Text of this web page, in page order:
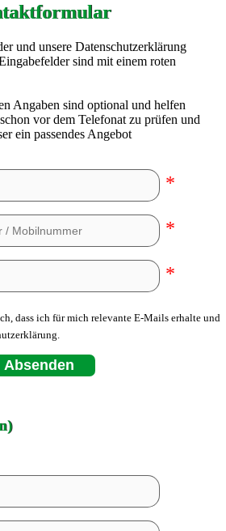
und unsere Datenschutzerklärung
sind mit einem roten
Angaben sind optional und helfen
vor dem Telefonat zu prüfen und
ein passendes Angebot
*
*
*
dass ich für mich relevante E-Mails erhalte und
Absenden